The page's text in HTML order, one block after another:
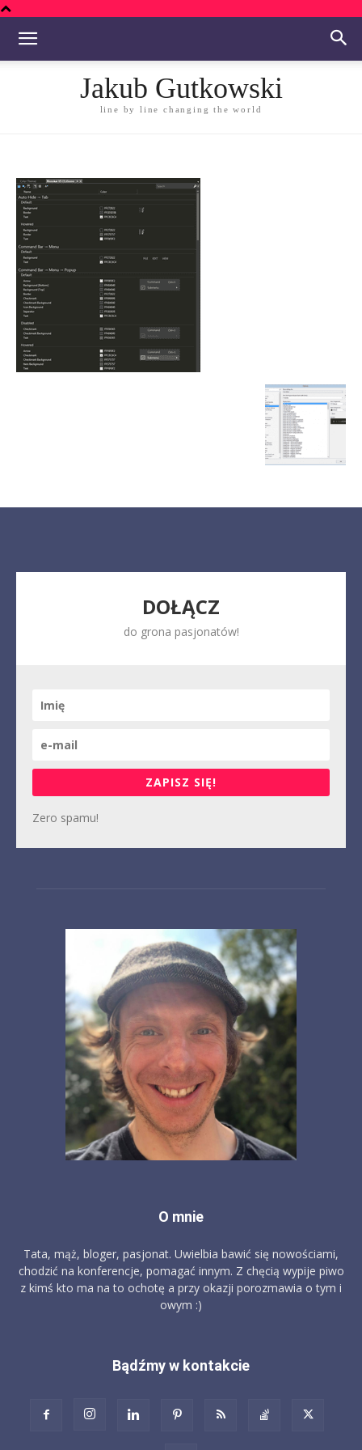
Jakub Gutkowski
line by line changing the world
DOŁĄCZ
do grona pasjonatów!
ZAPISZ SIĘ!
Zero spamu!
O mnie
Tata, mąż, bloger, pasjonat. Uwielbia bawić się nowościami,
chodzić na konferencje, pomagać innym. Z chęcią wypije piwo
z kimś kto ma na to ochotę a przy okazji porozmawia o tym i
owym :)
Bądźmy w kontakcie